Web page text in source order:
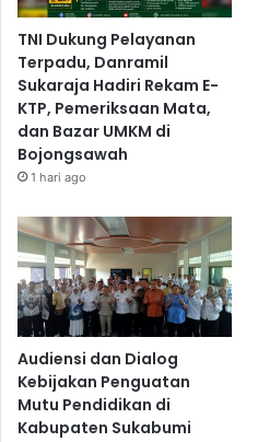
TNI Dukung Pelayanan
Terpadu, Danramil
Sukaraja Hadiri Rekam E-
KTP, Pemeriksaan Mata,
dan Bazar UMKM di
Bojongsawah
1 hari ago
Audiensi dan Dialog
Kebijakan Penguatan
Mutu Pendidikan di
Kabupaten Sukabumi